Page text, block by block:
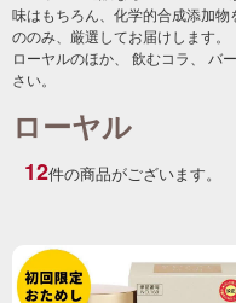
味はもちろん、化学的合成添加
ののみ、厳選してお届けします。
ローヤルのほか、 飲むコラ、 バ
さい。
ローヤル
12件の商品がございます。